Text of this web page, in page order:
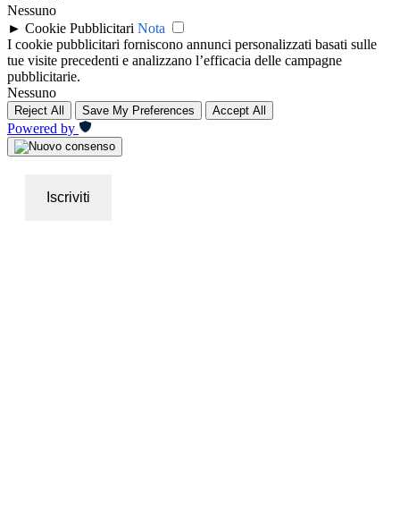
Nessuno
► Cookie Pubblicitari Nota
I cookie pubblicitari forniscono annunci personalizzati basati sulle
tue visite precedenti e analizzano l’efficacia delle campagne
pubblicitarie.
Nessuno
Reject All Save My Preferences Accept All
Powered by
Iscriviti